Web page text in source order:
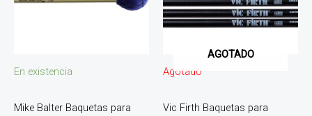
En existencia
Mike Balter Baquetas para
AGOTADO
Agotado
Vic Firth Baquetas para